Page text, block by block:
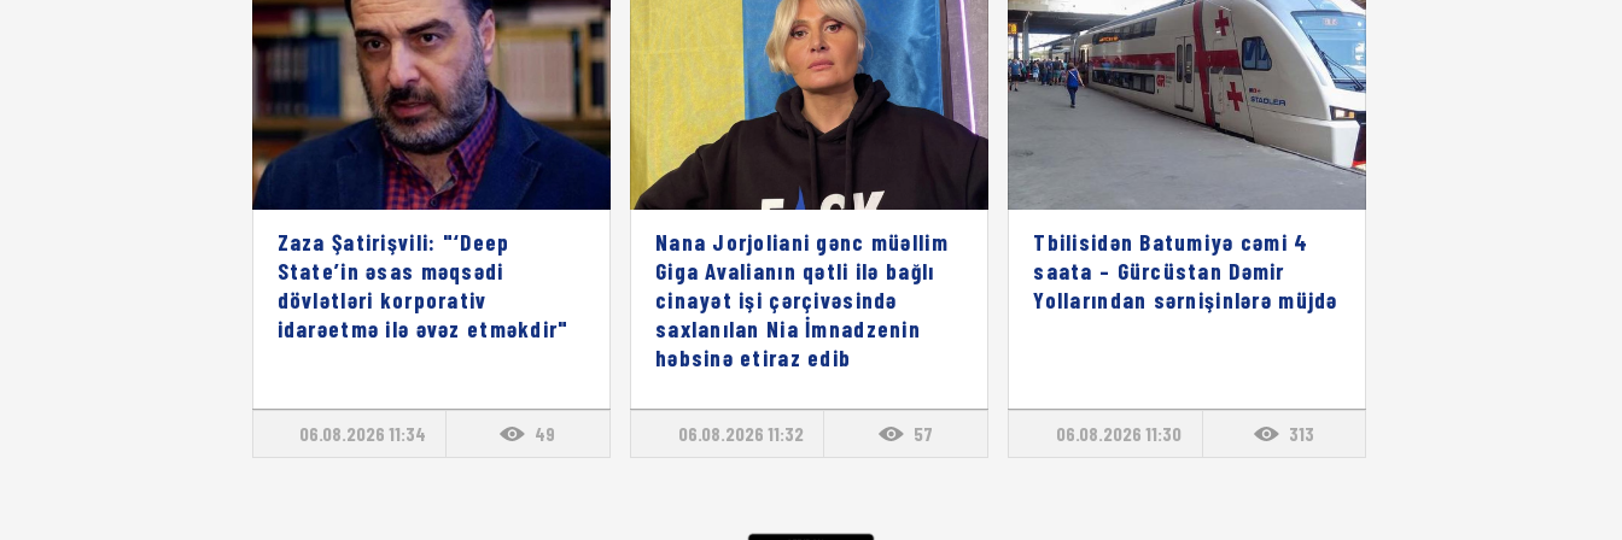
Zaza Şatirişvili: "‘Deep
State’in əsas məqsədi
dövlətləri korporativ
idarəetmə ilə əvəz etməkdir"
06.08.2026 11:34 49
Nana Jorjoliani gənc müəllim
Giga Avalianın qətli ilə bağlı
cinayət işi çərçivəsində
saxlanılan Nia İmnadzenin
həbsinə etiraz edib
06.08.2026 11:32 57
Tbilisidən Batumiyə cəmi 4
saata – Gürcüstan Dəmir
Yollarından sərnişinlərə müjdə
06.08.2026 11:30 313